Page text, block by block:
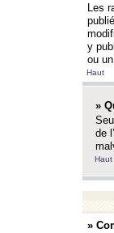
Les
y
ou
Haut
»
de
Haut
»